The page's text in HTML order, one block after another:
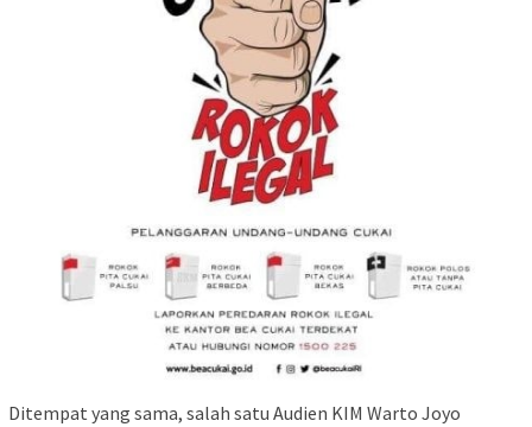
Ditempat yang sama, salah satu Audien KIM Warto Joyo